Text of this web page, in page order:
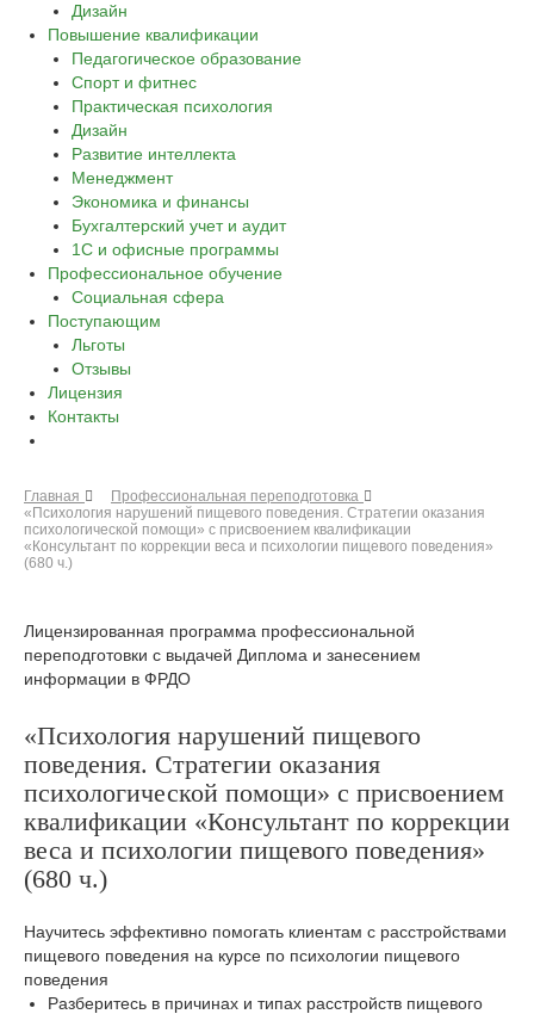
Дизайн
Повышение квалификации
Педагогическое образование
Спорт и фитнес
Практическая психология
Дизайн
Развитие интеллекта
Менеджмент
Экономика и финансы
Бухгалтерский учет и аудит
1С и офисные программы
Профессиональное обучение
Социальная сфера
Поступающим
Льготы
Отзывы
Лицензия
Контакты
Главная
Профессиональная переподготовка
«Психология нарушений пищевого поведения. Стратегии оказания
психологической помощи» с присвоением квалификации
«Консультант по коррекции веса и психологии пищевого поведения»
(680 ч.)
Лицензированная программа профессиональной
переподготовки с выдачей Диплома и занесением
информации в ФРДО
«Психология нарушений пищевого
поведения. Стратегии оказания
психологической помощи» с присвоением
квалификации «Консультант по коррекции
веса и психологии пищевого поведения»
(680 ч.)
Научитесь эффективно помогать клиентам с расстройствами
пищевого поведения на курсе по психологии пищевого
поведения
Разберитесь в причинах и типах расстройств пищевого